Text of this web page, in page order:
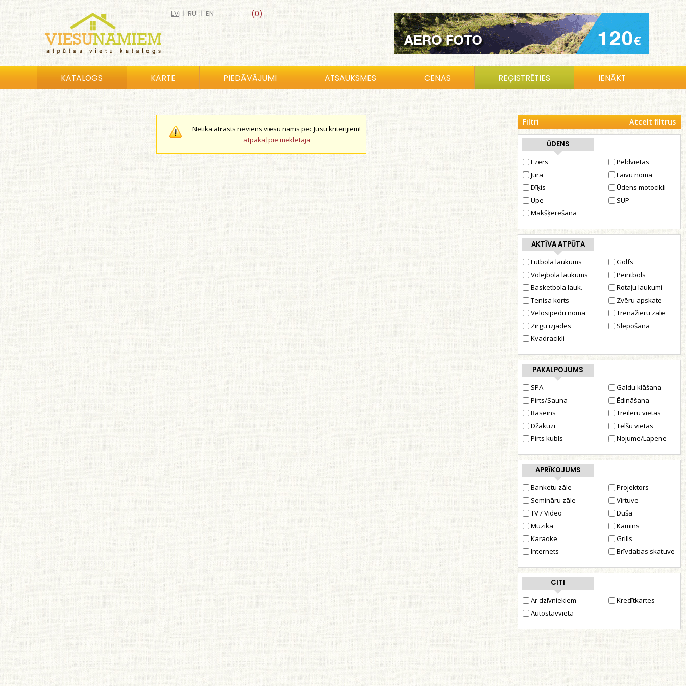
(0)
LV | RU | EN
KATALOGS KARTE PIEDĀVĀJUMI ATSAUKSMES CENAS REĢISTRĒTIES IENĀKT
Filtri Atcelt filtrus
ŪDENS
Ezers
Jūra
Dīķis
Upe
Makšķerēšana
Peldvietas
Laivu noma
Ūdens motocikli
SUP
AKTĪVA ATPŪTA
Futbola laukums
Volejbola laukums
Basketbola lauk.
Tenisa korts
Velosipēdu noma
Zirgu izjādes
Kvadracikli
Golfs
Peintbols
Rotaļu laukumi
Zvēru apskate
Trenažieru zāle
Slēpošana
PAKALPOJUMS
SPA
Pirts/Sauna
Baseins
Džakuzi
Pirts kubls
Galdu klāšana
Ēdināšana
Treileru vietas
Telšu vietas
Nojume/Lapene
APRĪKOJUMS
Banketu zāle
Semināru zāle
TV / Video
Mūzika
Karaoke
Internets
Projektors
Virtuve
Duša
Kamīns
Grills
Brīvdabas skatuve
CITI
Ar dzīvniekiem
Autostāvvieta
Kredītkartes
Netika atrasts neviens viesu nams pēc Jūsu kritērijiem!
atpakaļ pie meklētāja